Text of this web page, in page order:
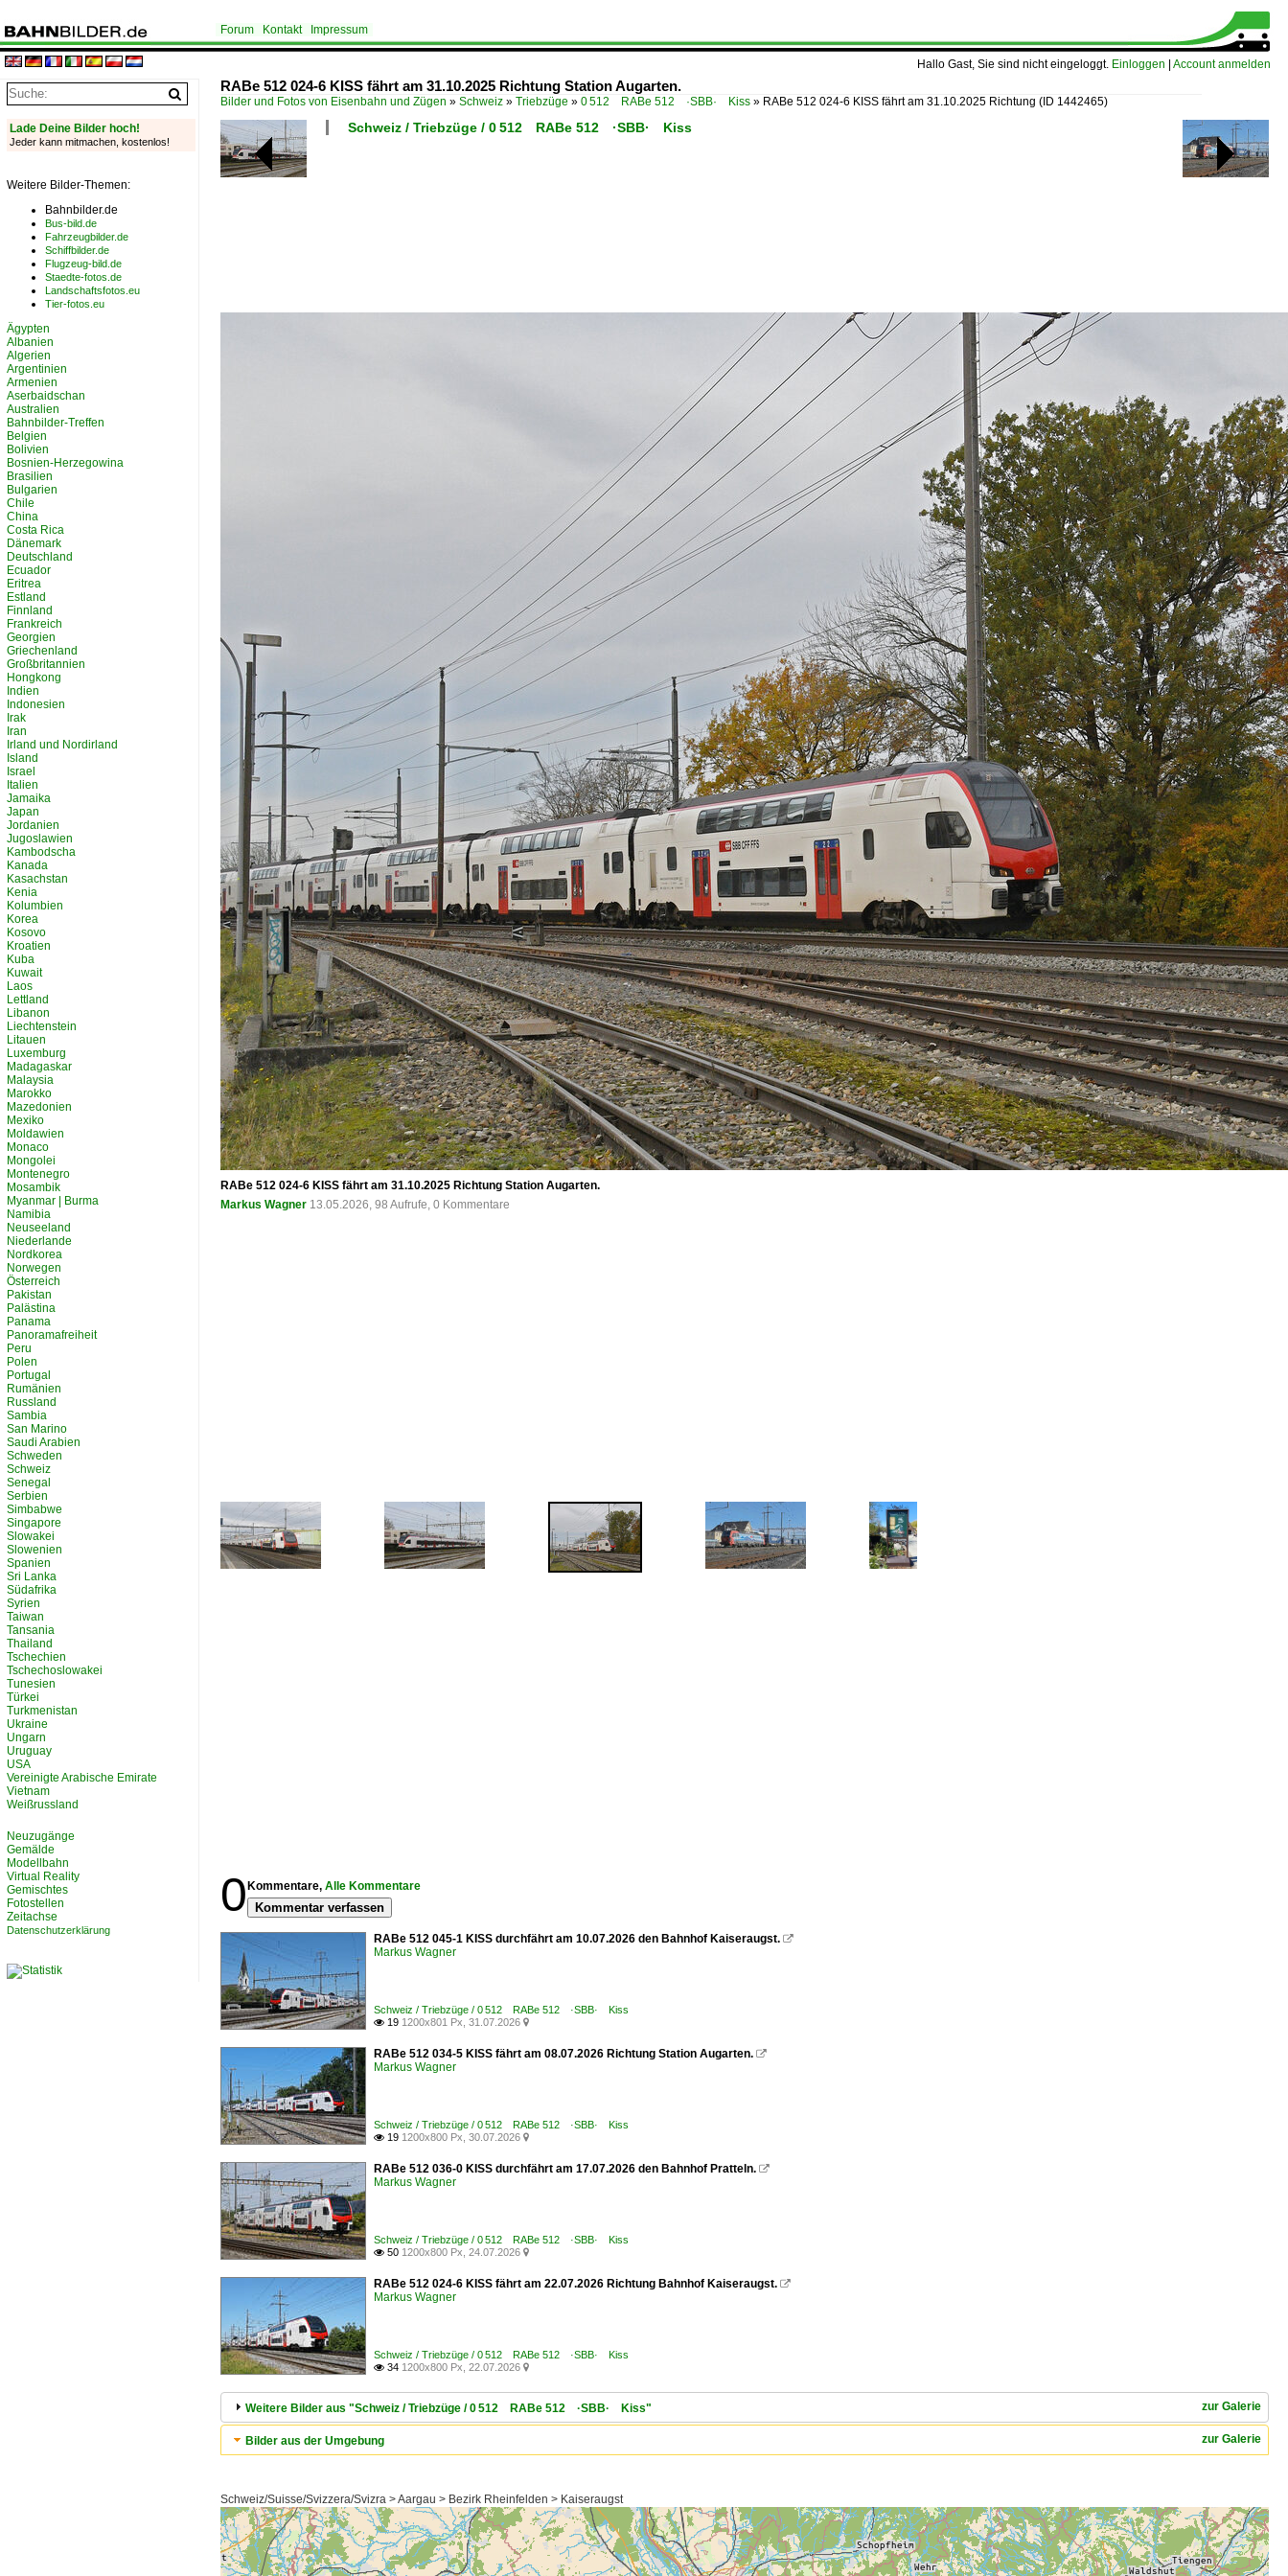
Hallo Gast, Sie sind nicht eingeloggt. Einloggen Account anmelden
Forum Kontakt Impressum
RABe 512 024-6 KISS fährt am 31.10.2025 Richtung Station Augarten.
Bilder und Fotos von Eisenbahn und Zügen » Schweiz » Triebzüge » 0 512 RABe 512 ·SBB· Kiss » RABe 512 024-6 KISS fährt am 31.10.2025 Richtung (ID 1442465)
Schweiz / Triebzüge / 0 512 RABe 512 ·SBB· Kiss
RABe 512 024-6 KISS fährt am 31.10.2025 Richtung Station Augarten.
Markus Wagner 13.05.2026, 98 Aufrufe, 0 Kommentare
0 Kommentare, Alle Kommentare
Kommentar verfassen
RABe 512 045-1 KISS durchfährt am 10.07.2026 den Bahnhof Kaiseraugst. 
Markus Wagner
Schweiz / Triebzüge / 0 512 RABe 512 ·SBB· Kiss
 19 1200x801 Px, 31.07.2026 
RABe 512 034-5 KISS fährt am 08.07.2026 Richtung Station Augarten. 
Markus Wagner
Schweiz / Triebzüge / 0 512 RABe 512 ·SBB· Kiss
 19 1200x800 Px, 30.07.2026 
RABe 512 036-0 KISS durchfährt am 17.07.2026 den Bahnhof Pratteln. 
Markus Wagner
Schweiz / Triebzüge / 0 512 RABe 512 ·SBB· Kiss
 50 1200x800 Px, 24.07.2026 
RABe 512 024-6 KISS fährt am 22.07.2026 Richtung Bahnhof Kaiseraugst. 
Markus Wagner
Schweiz / Triebzüge / 0 512 RABe 512 ·SBB· Kiss
 34 1200x800 Px, 22.07.2026 
zur Galerie
Weitere Bilder aus "Schweiz / Triebzüge / 0 512 RABe 512 ·SBB· Kiss"
zur Galerie
Bilder aus der Umgebung
Schweiz/Suisse/Svizzera/Svizra > Aargau > Bezirk Rheinfelden > Kaiseraugst
Lade Deine Bilder hoch!
Jeder kann mitmachen, kostenlos!
Weitere Bilder-Themen:
Bahnbilder.de
Bus-bild.de
Fahrzeugbilder.de
Schiffbilder.de
Flugzeug-bild.de
Staedte-fotos.de
Landschaftsfotos.eu
Tier-fotos.eu
Ägypten
Albanien
Algerien
Argentinien
Armenien
Aserbaidschan
Australien
Bahnbilder-Treffen
Belgien
Bolivien
Bosnien-Herzegowina
Brasilien
Bulgarien
Chile
China
Costa Rica
Dänemark
Deutschland
Ecuador
Eritrea
Estland
Finnland
Frankreich
Georgien
Griechenland
Großbritannien
Hongkong
Indien
Indonesien
Irak
Iran
Irland und Nordirland
Island
Israel
Italien
Jamaika
Japan
Jordanien
Jugoslawien
Kambodscha
Kanada
Kasachstan
Kenia
Kolumbien
Korea
Kosovo
Kroatien
Kuba
Kuwait
Laos
Lettland
Libanon
Liechtenstein
Litauen
Luxemburg
Madagaskar
Malaysia
Marokko
Mazedonien
Mexiko
Moldawien
Monaco
Mongolei
Montenegro
Mosambik
Myanmar | Burma
Namibia
Neuseeland
Niederlande
Nordkorea
Norwegen
Österreich
Pakistan
Palästina
Panama
Panoramafreiheit
Peru
Polen
Portugal
Rumänien
Russland
Sambia
San Marino
Saudi Arabien
Schweden
Schweiz
Senegal
Serbien
Simbabwe
Singapore
Slowakei
Slowenien
Spanien
Sri Lanka
Südafrika
Syrien
Taiwan
Tansania
Thailand
Tschechien
Tschechoslowakei
Tunesien
Türkei
Turkmenistan
Ukraine
Ungarn
Uruguay
USA
Vereinigte Arabische Emirate
Vietnam
Weißrussland
Neuzugänge
Gemälde
Modellbahn
Virtual Reality
Gemischtes
Fotostellen
Zeitachse
Datenschutzerklärung